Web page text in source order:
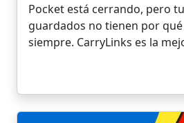
Pocket está cerrando, pero
guardados no tienen por
siempre. CarryLinks es la
Pocket para mantener tu
Descubre cómo puedes
fácilmente antes de que